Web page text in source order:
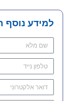
למידע נוסף